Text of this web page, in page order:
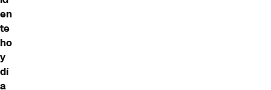
en
te
ho
y
dí
a